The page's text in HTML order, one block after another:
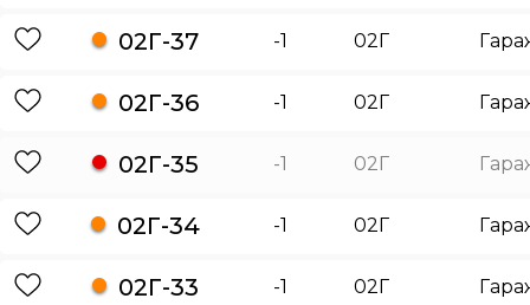
02Г-37 -1 02Г
02Г-36 -1 02Г
02Г-35 -1 02Г
02Г-34 -1 02Г
02Г-33 -1 02Г